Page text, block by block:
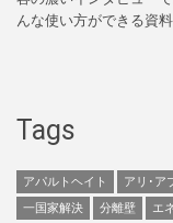
んな使い方ができる資
Tags
アパルトヘイト アリ･ア
一国家解決
分離壁 エ